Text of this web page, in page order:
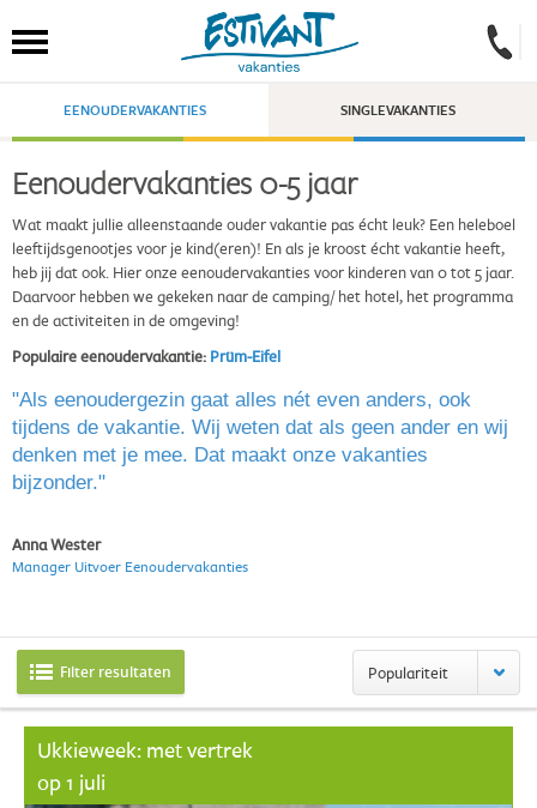
EENOUDERVAKANTIES SINGLEVAKANTIES
Eenoudervakanties 0-5 jaar
Wat maakt jullie alleenstaande ouder vakantie pas écht leuk? Een heleboel
leeftijdsgenootjes voor je kind(eren)! En als je kroost écht vakantie heeft,
heb jij dat ook. Hier onze eenoudervakanties voor kinderen van 0 tot 5 jaar.
Daarvoor hebben we gekeken naar de camping/ het hotel, het programma
en de activiteiten in de omgeving!
Populaire eenoudervakantie: Prüm-Eifel
"Als eenoudergezin gaat alles nét even anders, ook
tijdens de vakantie. Wij weten dat als geen ander en wij
denken met je mee. Dat maakt onze vakanties
bijzonder."
Anna Wester
Manager Uitvoer Eenoudervakanties
Filter resultaten Populariteit
Ukkieweek: met vertrek
op 1 juli